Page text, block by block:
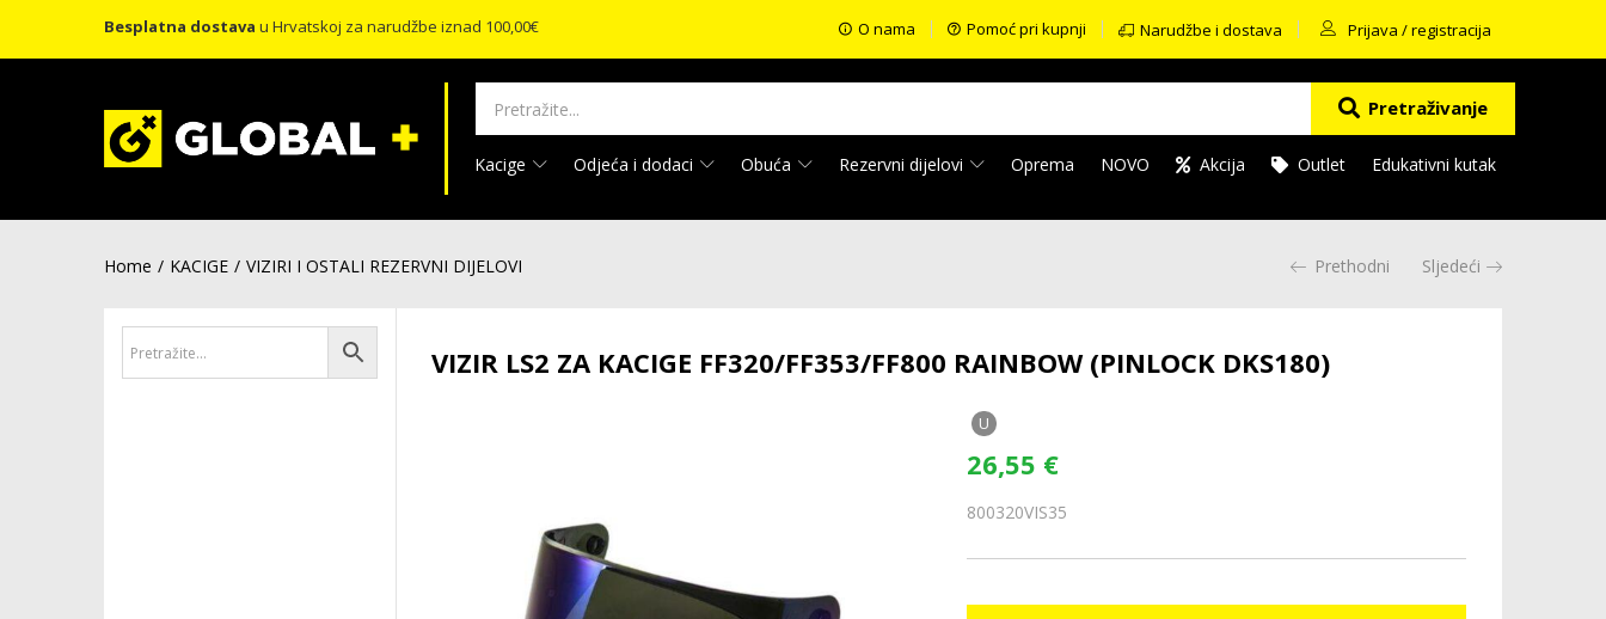
Besplatna dostava u Hrvatskoj za narudžbe iznad 100,00€ O nama Pomoć pri kupnji Narudžbe i dostava Prijava / registracija
Pretraživanje
Kacige Odjeća i dodaci Obuća Rezervni dijelovi Oprema NOVO Akcija Outlet Edukativni kutak
Home KACIGE VIZIRI I OSTALI REZERVNI DIJELOVI Prethodni Sljedeći
VIZIR LS2 ZA KACIGE FF320/FF353/FF800 RAINBOW (PINLOCK DKS180)
U
26,55 €
800320VIS35